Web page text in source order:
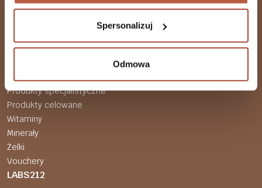
Spersonalizuj
Odmowa
Beauty Line
Produkty specjalistyczne
Produkty celowane
Witaminy
Minerały
Żelki
Vouchery
LABS212